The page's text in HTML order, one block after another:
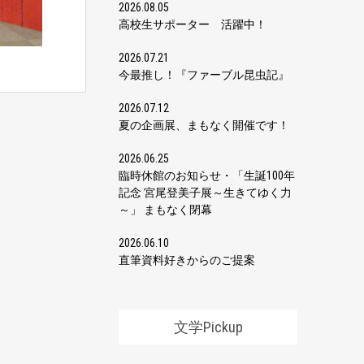
2026.08.05
高校生サポーター 活躍中！
2026.07.21
今最推し！『ファーブル昆虫記』
2026.07.12
夏の企画展、まもなく開催です！
2026.06.25
臨時休館のお知らせ・「生誕100年
記念 宮尾登美子展～生きてゆく力
～」 まもなく閉幕
2026.06.10
直筆資料好きからのご提案
文学Pickup